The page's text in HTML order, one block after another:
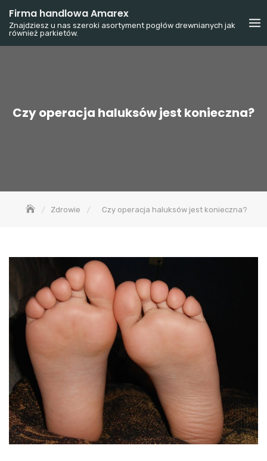
Skip
content
Firma handlowa Amarex
Znajdziesz u nas szeroki asortyment pogłów drewnianych jak
również parkietów.
Czy operacja haluksów jest konieczna?
Zdrowie Czy operacja haluksów jest konieczna?